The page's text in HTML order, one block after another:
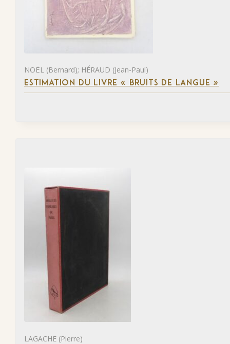
NOËL (Bernard); HÉRAUD (Jean-Paul)
ESTIMATION DU LIVRE « BRUITS DE LANGUE »
LAGACHE (Pierre)